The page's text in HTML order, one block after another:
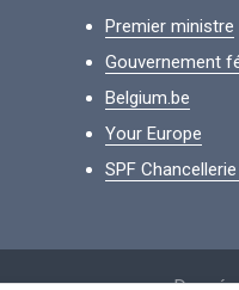
Premier ministre
Gouvernement
Belgium.be
Your Europe
SPF